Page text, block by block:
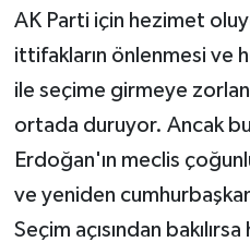
AK Parti için hezimet
ittifakların önlenmesi ve
ile seçime girmeye
ortada duruyor. Ancak
Erdoğan'ın meclis
ve yeniden
Seçim açısından